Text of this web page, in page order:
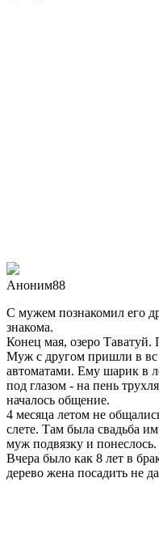
Аноним88
С мужем познакомил его
знакома.
Конец мая, озеро Таватуй.
Муж с другом пришли в вс
автоматами. Ему шарик в
под глазом - на пень
началось общение.
4 месяца летом не
слете. Там была свадьба
муж подвязку и понеслось.
Вчера было как 8 лет в
дерево жена посадить не